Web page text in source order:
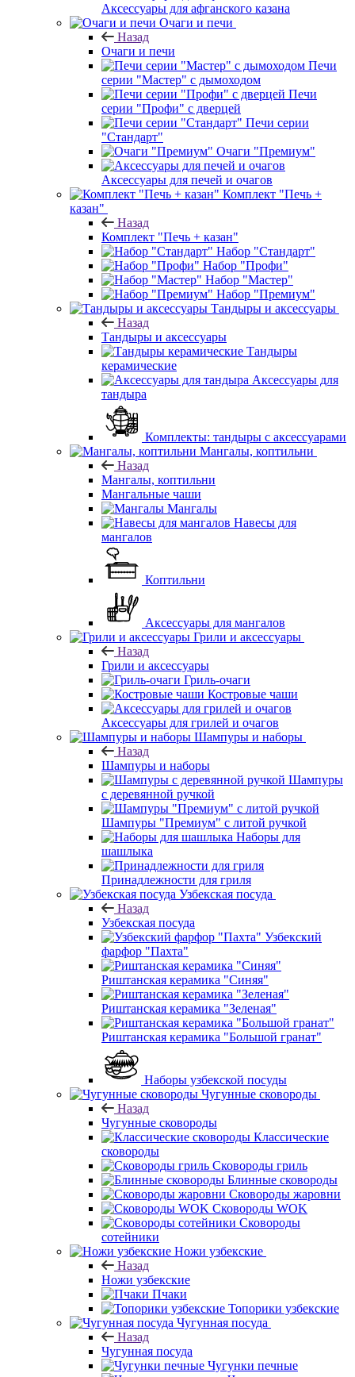
Аксессуары для афганского казана
Очаги и печи
Назад
Очаги и печи
Печи
серии "Мастер" с дымоходом
Печи
серии "Профи" с дверцей
Печи серии
"Стандарт"
Очаги "Премиум"
Аксессуары для печей и очагов
Комплект "Печь +
казан"
Назад
Комплект "Печь + казан"
Набор "Стандарт"
Набор "Профи"
Набор "Мастер"
Набор "Премиум"
Тандыры и аксессуары
Назад
Тандыры и аксессуары
Тандыры
керамические
Аксессуары для
тандыра
Комплекты: тандыры с аксессуарами
Мангалы, коптильни
Назад
Мангалы, коптильни
Мангальные чаши
Мангалы
Навесы для
мангалов
Коптильни
Аксессуары для мангалов
Грили и аксессуары
Назад
Грили и аксессуары
Гриль-очаги
Костровые чаши
Аксессуары для грилей и очагов
Шампуры и наборы
Назад
Шампуры и наборы
Шампуры
с деревянной ручкой
Шампуры "Премиум" с литой ручкой
Наборы для
шашлыка
Принадлежности для гриля
Узбекская посуда
Назад
Узбекская посуда
Узбекский
фарфор "Пахта"
Риштанская керамика "Синяя"
Риштанская керамика "Зеленая"
Риштанская керамика "Большой гранат"
Наборы узбекской посуды
Чугунные сковороды
Назад
Чугунные сковороды
Классические
сковороды
Сковороды гриль
Блинные сковороды
Сковороды жаровни
Сковороды WOK
Сковороды
сотейники
Ножи узбекские
Назад
Ножи узбекские
Пчаки
Топорики узбекские
Чугунная посуда
Назад
Чугунная посуда
Чугунки печные